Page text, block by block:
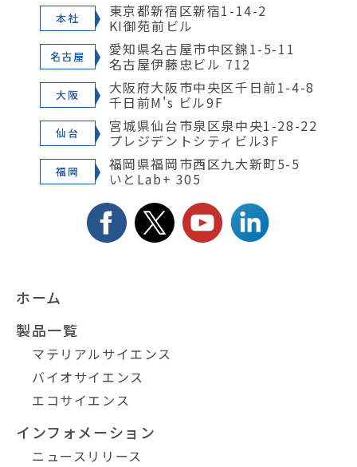
本社 東京都新宿区新宿1-14-2
KI御苑前ビル
名古屋 愛知県名古屋市中区錦1-5-11
名古屋伊藤忠ビル 712
大阪 大阪府大阪市中央区千日前1-4-8
千日前M's ビル9F
仙台 宮城県仙台市泉区泉中央1-28-22
プレジデントシティビル3F
福岡 福岡県福岡市西区九大新町5-5
いとLab+ 305
ホーム
製品一覧
マテリアルサイエンス
バイオサイエンス
エコサイエンス
インフォメーション
ニュースリリース